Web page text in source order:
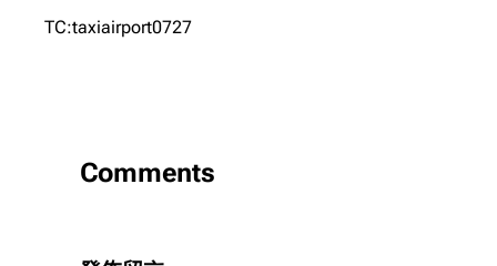
TC:taxiairport0727
Comments